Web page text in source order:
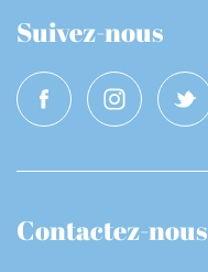
Suivez-nous
Contactez-nous